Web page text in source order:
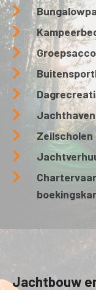
Zeilscholen
Jachtbouw